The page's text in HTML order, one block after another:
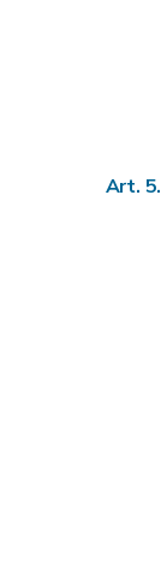
Art. 5.